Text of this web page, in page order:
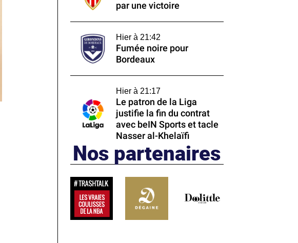
par une victoire
Hier à 21:42
Fumée noire pour
Bordeaux
Hier à 21:17
Le patron de la Liga
justifie la fin du contrat
avec beIN Sports et tacle
Nasser al-Khelaïfi
Nos partenaires